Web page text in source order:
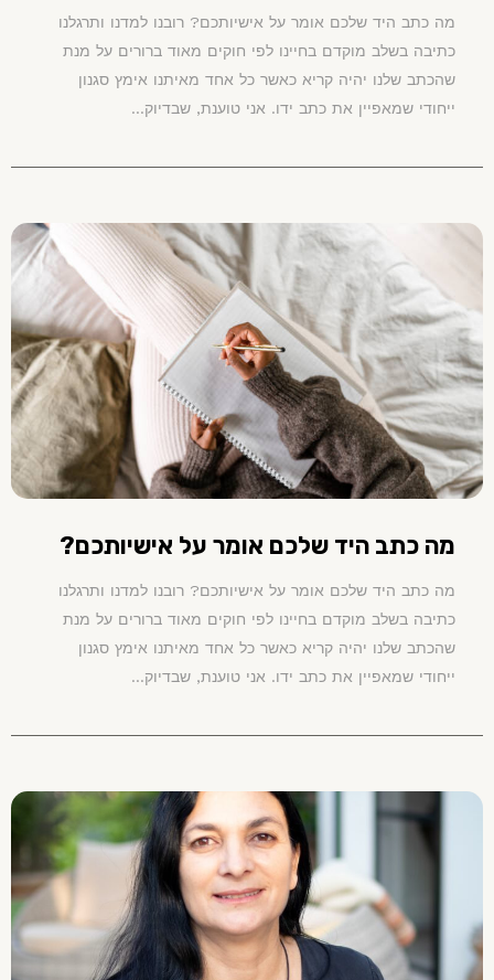
מה כתב היד שלכם אומר על אישיותכם? רובנו למדנו ותרגלנו
כתיבה בשלב מוקדם בחיינו לפי חוקים מאוד ברורים על מנת
שהכתב שלנו יהיה קריא כאשר כל אחד מאיתנו אימץ סגנון
ייחודי שמאפיין את כתב ידו. אני טוענת, שבדיוק...
מה כתב היד שלכם אומר על אישיותכם?
מה כתב היד שלכם אומר על אישיותכם? רובנו למדנו ותרגלנו
כתיבה בשלב מוקדם בחיינו לפי חוקים מאוד ברורים על מנת
שהכתב שלנו יהיה קריא כאשר כל אחד מאיתנו אימץ סגנון
ייחודי שמאפיין את כתב ידו. אני טוענת, שבדיוק...